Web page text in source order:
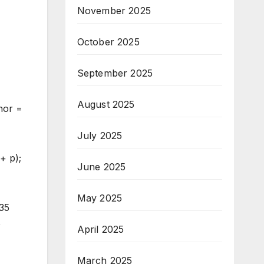
=
p);
07-04″:[{“id”:4209,”title”:”u041cu0438u043du0438u0441u0442u044au0440 u041au043eu043du0434u0435u0432u0430: u0415u0434u043du0430 u043eu
November 2025
October 2025
September 2025
August 2025
July 2025
June 2025
May 2025
April 2025
March 2025